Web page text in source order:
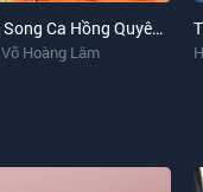
Tuyệt Phẩm Song Ca Hồng Quyên Và Hoàng Lâm
Võ Hoàng Lâm